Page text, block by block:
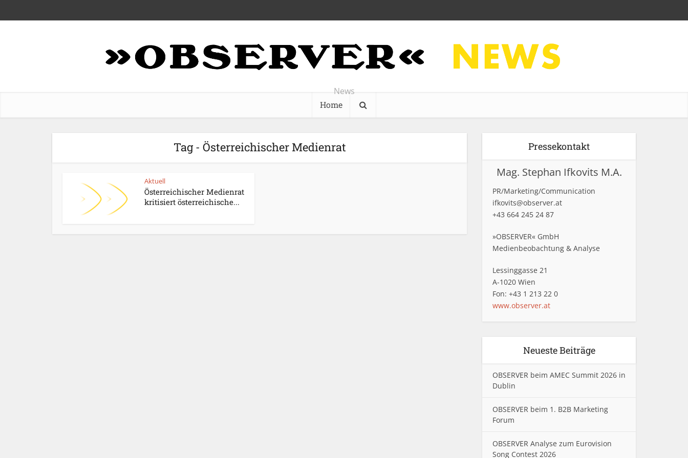
News
Home
Tag - Österreichischer Medienrat
Aktuell
Österreichischer Medienrat
kritisiert österreichische...
Pressekontakt
Mag. Stephan Ifkovits M.A.
PR/Marketing/Communication
ifkovits@observer.at
+43 664 245 24 87
»OBSERVER« GmbH
Medienbeobachtung & Analyse
Lessinggasse 21
A-1020 Wien
Fon: +43 1 213 22 0
www.observer.at
Neueste Beiträge
OBSERVER beim AMEC Summit 2026 in
Dublin
OBSERVER beim 1. B2B Marketing
Forum
OBSERVER Analyse zum Eurovision
Song Contest 2026